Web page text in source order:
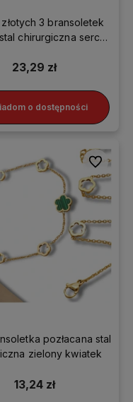
3 bransoletek
chirurgiczna serce
23,29 zł
o dostępności
pozłacana stal
zielony kwiatek
13,24 zł
Do